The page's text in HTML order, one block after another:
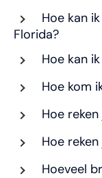
Hoe kan
Florida?
Hoe kan
Hoe kom
Hoe
Hoe
Hoeveel